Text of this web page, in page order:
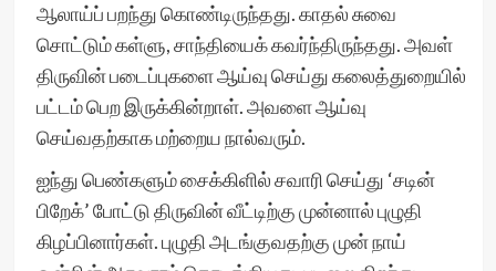
ஆலாய்ப் பறந்து கொண்டிருந்தது. காதல் சுவை
சொட்டும் கள்ளு, சாந்தியைக் கவர்ந்திருந்தது. அவள்
திருவின் படைப்புகளை ஆய்வு செய்து கலைத்துறையில்
பட்டம் பெற இருக்கின்றாள். அவளை ஆய்வு
செய்வதற்காக மற்றைய நால்வரும்.
ஐந்து பெண்களும் சைக்கிளில் சவாரி செய்து ‘சடின்
பிறேக்’ போட்டு திருவின் வீட்டிற்கு முன்னால் புழுதி
கிழப்பினார்கள். புழுதி அடங்குவதற்கு முன் நாய்